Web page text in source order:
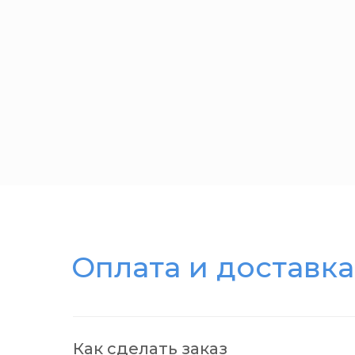
Оплата и доставка
Как сделать заказ